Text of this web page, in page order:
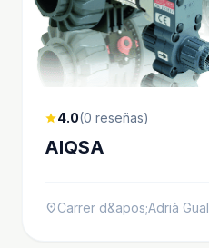
star4.0(0 reseñas)
AIQSA
location_onCarrer d&apos;Adrià Gual